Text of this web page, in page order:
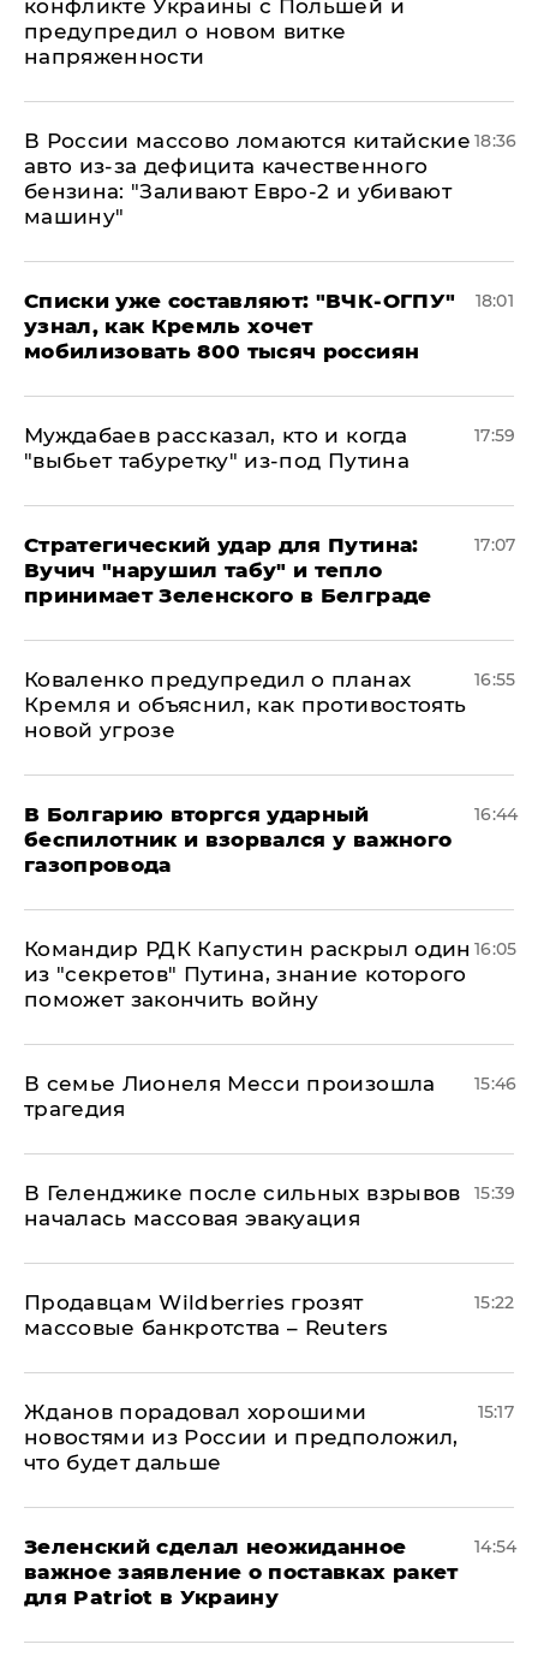
конфликте Украины с Польшей и
предупредил о новом витке
напряженности
В России массово ломаются китайские
авто из-за дефицита качественного
бензина: "Заливают Евро-2 и убивают
машину"
18:36
Списки уже составляют: "ВЧК-ОГПУ"
узнал, как Кремль хочет
мобилизовать 800 тысяч россиян
18:01
Муждабаев рассказал, кто и когда
"выбьет табуретку" из-под Путина
17:59
Стратегический удар для Путина:
Вучич "нарушил табу" и тепло
принимает Зеленского в Белграде
17:07
Коваленко предупредил о планах
Кремля и объяснил, как противостоять
новой угрозе
16:55
В Болгарию вторгся ударный
беспилотник и взорвался у важного
газопровода
16:44
Командир РДК Капустин раскрыл один
из "секретов" Путина, знание которого
поможет закончить войну
16:05
В семье Лионеля Месси произошла
трагедия
15:46
В Геленджике после сильных взрывов
началась массовая эвакуация
15:39
Продавцам Wildberries грозят
массовые банкротства – Reuters
15:22
Жданов порадовал хорошими
новостями из России и предположил,
что будет дальше
15:17
Зеленский сделал неожиданное
важное заявление о поставках ракет
для Patriot в Украину
14:54